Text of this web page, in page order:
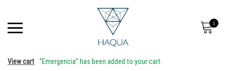
1
View cart “Emergencia” has been added to your cart.